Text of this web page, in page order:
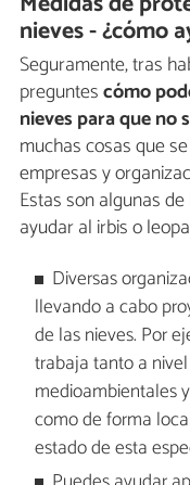
nieves - ¿cómo
Seguramente, tras
preguntescómo
nieves para que no
muchas cosas que
empresas y
Estas son algunas
ayudar al irbis o
Diversas
llevando a cabo
de las nieves. Por
trabaja tanto a
medioambientales
como de forma
estado de esta